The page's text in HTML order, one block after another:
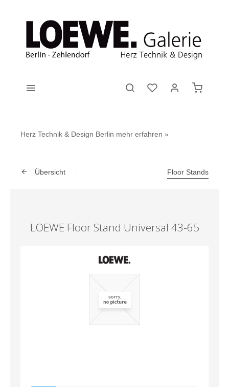
Herz Technik & Design Berlin mehr erfahren »
Übersicht Floor Stands
LOEWE Floor Stand Universal 43-65